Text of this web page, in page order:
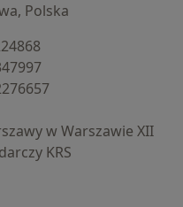
Polska
w Warszawie XII
KRS